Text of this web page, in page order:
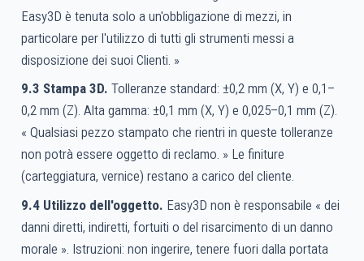
Easy3D è tenuta solo a un'obbligazione di mezzi, in
particolare per l'utilizzo di tutti gli strumenti messi a
disposizione dei suoi Clienti. »
9.3 Stampa 3D. Tolleranze standard: ±0,2 mm (X, Y) e 0,1–
0,2 mm (Z). Alta gamma: ±0,1 mm (X, Y) e 0,025–0,1 mm (Z).
« Qualsiasi pezzo stampato che rientri in queste tolleranze
non potrà essere oggetto di reclamo. » Le finiture
(carteggiatura, vernice) restano a carico del cliente.
9.4 Utilizzo dell'oggetto. Easy3D non è responsabile « dei
danni diretti, indiretti, fortuiti o del risarcimento di un danno
morale ». Istruzioni: non ingerire, tenere fuori dalla portata